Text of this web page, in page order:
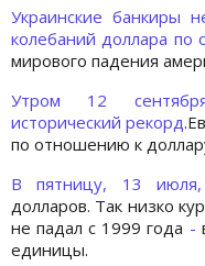
Украинские банкиры
колебаний доллара по
мирового падения
Утром 12
исторический рекорд.
по отношению к
В пятницу, 13
долларов. Так низко
не падал с 1999 года -
единицы.